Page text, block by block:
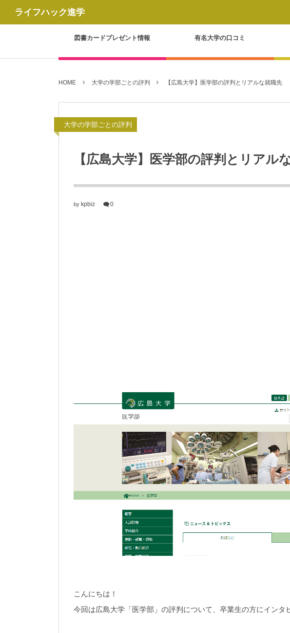
ライフハック進学
図書カードプレゼント情報 有名大学の口コミ
HOME 大学の学部ごとの評判 【広島大学】医学部の評判とリアルな就職先
大学の学部ごとの評判
【広島大学】医学部の評判とリアル
by kpbiz 0
こんにちは！
今回は広島大学「医学部」の評判について、卒業生の方にインタ